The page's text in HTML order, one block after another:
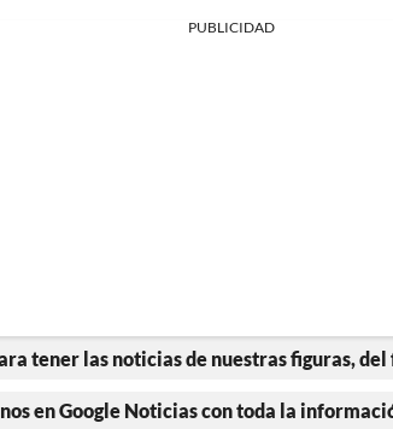
PUBLICIDAD
tener las noticias de nuestras figuras,
en Google Noticias con toda la